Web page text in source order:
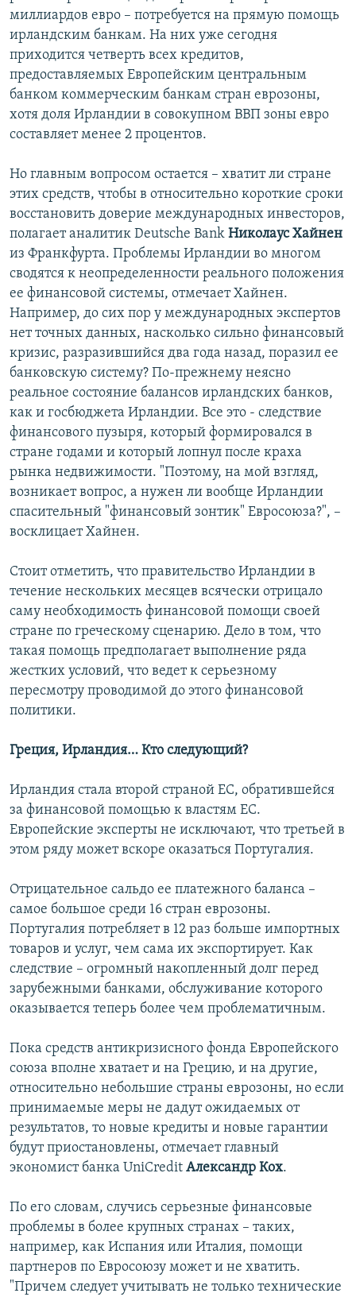
миллиардов евро – потребуется на прямую помощь
ирландским банкам. На них уже сегодня
приходится четверть всех кредитов,
предоставляемых Европейским центральным
банком коммерческим банкам стран еврозоны,
хотя доля Ирландии в совокупном ВВП зоны евро
составляет менее 2 процентов.
Но главным вопросом остается – хватит ли стране
этих средств, чтобы в относительно короткие сроки
восстановить доверие международных инвесторов,
полагает аналитик Deutsche Bank Николаус Хайнен
из Франкфурта. Проблемы Ирландии во многом
сводятся к неопределенности реального положения
ее финансовой системы, отмечает Хайнен.
Например, до сих пор у международных экспертов
нет точных данных, насколько сильно финансовый
кризис, разразившийся два года назад, поразил ее
банковскую систему? По-прежнему неясно
реальное состояние балансов ирландских банков,
как и госбюджета Ирландии. Все это - следствие
финансового пузыря, который формировался в
стране годами и который лопнул после краха
рынка недвижимости. "Поэтому, на мой взгляд,
возникает вопрос, а нужен ли вообще Ирландии
спасительный "финансовый зонтик" Евросоюза?", –
восклицает Хайнен.
Стоит отметить, что правительство Ирландии в
течение нескольких месяцев всячески отрицало
саму необходимость финансовой помощи своей
стране по греческому сценарию. Дело в том, что
такая помощь предполагает выполнение ряда
жестких условий, что ведет к серьезному
пересмотру проводимой до этого финансовой
политики.
Греция, Ирландия… Кто следующий?
Ирландия стала второй страной ЕС, обратившейся
за финансовой помощью к властям ЕС.
Европейские эксперты не исключают, что третьей в
этом ряду может вскоре оказаться Португалия.
Отрицательное сальдо ее платежного баланса –
самое большое среди 16 стран еврозоны.
Португалия потребляет в 12 раз больше импортных
товаров и услуг, чем сама их экспортирует. Как
следствие – огромный накопленный долг перед
зарубежными банками, обслуживание которого
оказывается теперь более чем проблематичным.
Пока средств антикризисного фонда Европейского
союза вполне хватает и на Грецию, и на другие,
относительно небольшие страны еврозоны, но если
принимаемые меры не дадут ожидаемых от
результатов, то новые кредиты и новые гарантии
будут приостановлены, отмечает главный
экономист банка UniCredit Александр Кох.
По его словам, случись серьезные финансовые
проблемы в более крупных странах – таких,
например, как Испания или Италия, помощи
партнеров по Евросоюзу может и не хватить.
"Причем следует учитывать не только технические